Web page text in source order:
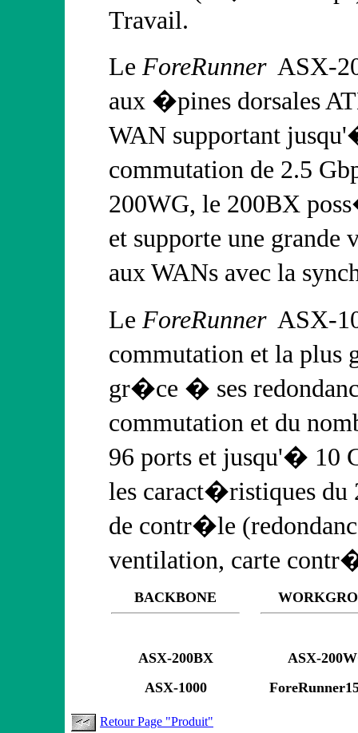
Travail.
Le ForeRunner ASX-
aux �pines dorsales
WAN supportant
commutation de 2.5
200WG, le 200BX
et supporte une
aux WANs avec la
Le ForeRunner ASX-
commutation et la
gr�ce � ses
commutation et du
96 ports et jusqu'� 10
les caract�ristiques du
de contr�le
ventilation, carte
BACKBONE
ASX-200BX
ASX-1000
ASX-
Retour Page "Produit"